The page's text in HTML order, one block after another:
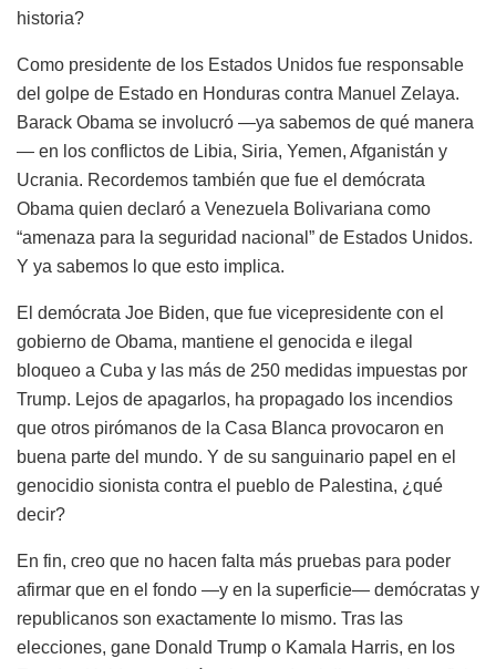
historia?
Como presidente de los Estados Unidos fue responsable
del golpe de Estado en Honduras contra Manuel Zelaya.
Barack Obama se involucró —ya sabemos de qué manera
— en los conflictos de Libia, Siria, Yemen, Afganistán y
Ucrania. Recordemos también que fue el demócrata
Obama quien declaró a Venezuela Bolivariana como
“amenaza para la seguridad nacional” de Estados Unidos.
Y ya sabemos lo que esto implica.
El demócrata Joe Biden, que fue vicepresidente con el
gobierno de Obama, mantiene el genocida e ilegal
bloqueo a Cuba y las más de 250 medidas impuestas por
Trump. Lejos de apagarlos, ha propagado los incendios
que otros pirómanos de la Casa Blanca provocaron en
buena parte del mundo. Y de su sanguinario papel en el
genocidio sionista contra el pueblo de Palestina, ¿qué
decir?
En fin, creo que no hacen falta más pruebas para poder
afirmar que en el fondo —y en la superficie— demócratas y
republicanos son exactamente lo mismo. Tras las
elecciones, gane Donald Trump o Kamala Harris, en los